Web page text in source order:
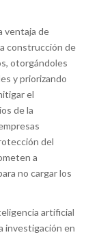
ventaja de
construcción de
otorgándoles
y priorizando
el
de la
del
a
no cargar los
artificial
investigación en